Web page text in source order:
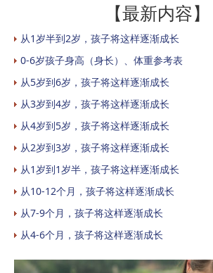
【最新内容】
从1岁半到2岁，孩子将这样逐渐成长
0-6岁孩子身高（身长）、体重参考表
从5岁到6岁，孩子将这样逐渐成长
从3岁到4岁，孩子将这样逐渐成长
从4岁到5岁，孩子将这样逐渐成长
从2岁到3岁，孩子将这样逐渐成长
从1岁到1岁半，孩子将这样逐渐成长
从10-12个月，孩子将这样逐渐成长
从7-9个月，孩子将这样逐渐成长
从4-6个月，孩子将这样逐渐成长